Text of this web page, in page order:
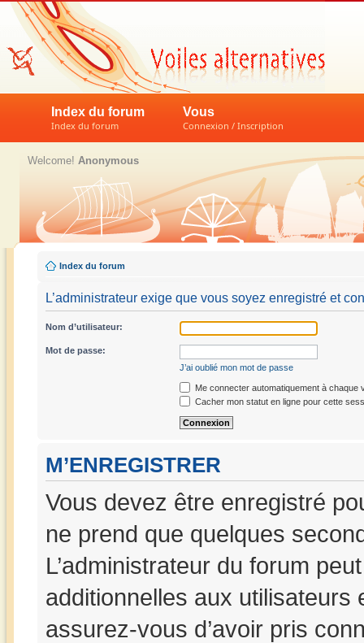
Index du forum
Index du forum
Vous
Connexion / Inscription
Welcome! Anonymous
Index du forum
L’administrateur exige que vous soyez enregistré et
Nom d’utilisateur:
Mot de passe:
J’ai oublié mon mot de passe
Me connecter automatiquement à chaque
Cacher mon statut en ligne pour cette
M’ENREGISTRER
Vous devez être enregistré
ne prend que quelques
L’administrateur du forum
additionnelles aux utilisateurs
assurez-vous d’avoir pris